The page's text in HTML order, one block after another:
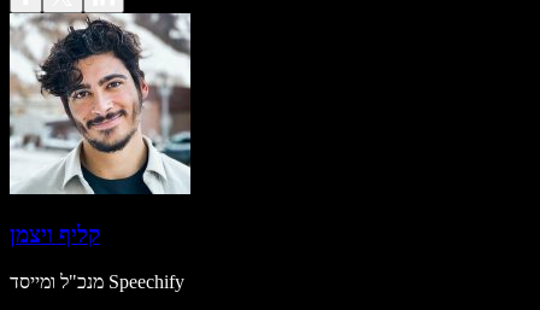
קליף ויצמן
מנכ"ל ומייסד Speechify